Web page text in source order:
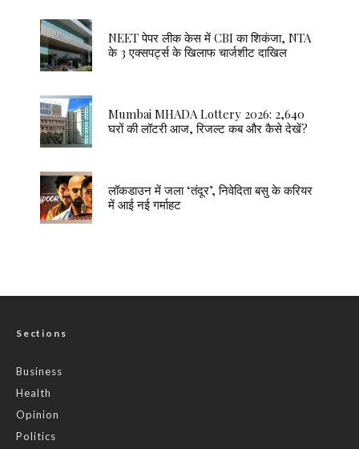
NEET पेपर लीक केस में CBI का शिकंजा, NTA
के 3 एक्सपर्ट्स के खिलाफ चार्जशीट दाखिल
Mumbai MHADA Lottery 2026: 2,640
घरों की लॉटरी आज, रिजल्ट कब और कैसे देखें?
लॉकडाउन में जला ‘तंदूर’, निवेदिता बसु के करियर
में आई नई गर्माहट
Sections
Business
Health
Opinion
Politics